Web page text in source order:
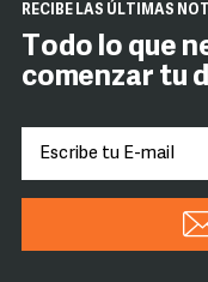
RECIBE LAS ÚLTIMAS
Todo lo que
comenzar tu